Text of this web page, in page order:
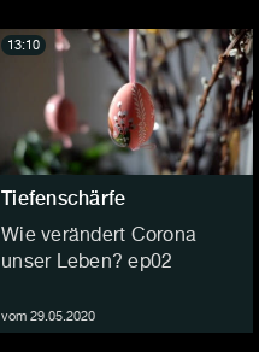
Tiefenschärfe
Wie verändert Corona
unser Leben? ep02
vom 29.05.2020
13:10